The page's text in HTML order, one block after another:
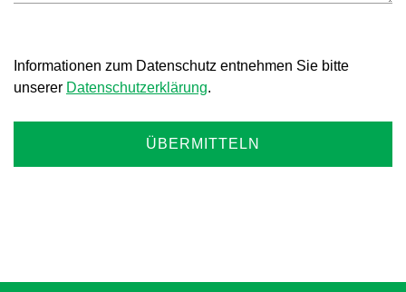
Informationen zum Datenschutz entnehmen Sie bitte
unserer Datenschutzerklärung.
ÜBERMITTELN